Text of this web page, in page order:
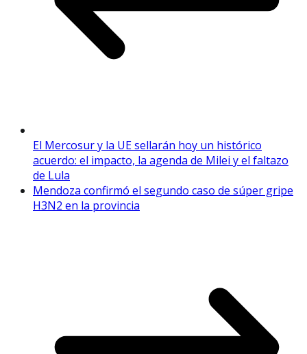
El Mercosur y la UE sellarán hoy un histórico
acuerdo: el impacto, la agenda de Milei y el faltazo
de Lula
Mendoza confirmó el segundo caso de súper gripe
H3N2 en la provincia